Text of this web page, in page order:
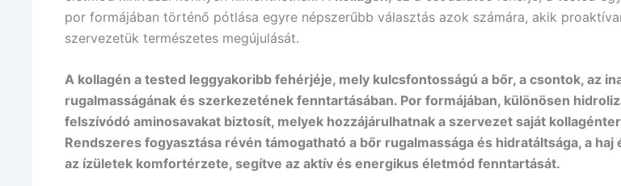
por formájában történő pótlása egyre népszerűbb választás azok számára, akik
szervezetük természetes megújulását.
A kollagén a tested leggyakoribb fehérjéje, mely kulcsfontosságú a bőr, a csontok, az
rugalmasságának és szerkezetének fenntartásában. Por formájában, különösen
felszívódó aminosavakat biztosít, melyek hozzájárulhatnak a szervezet saját
Rendszeres fogyasztása révén támogatható a bőr rugalmassága és hidratáltsága, a
az ízületek komfortérzete, segítve az aktív és energikus életmód fenntartását.